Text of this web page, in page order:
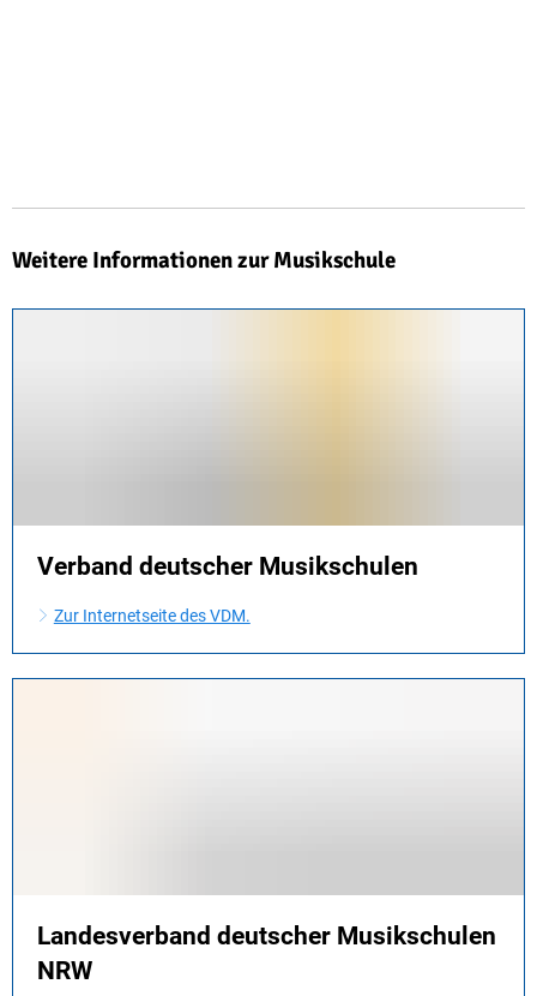
Weitere Informationen zur Musikschule
Verband deutscher Musikschulen
Zur Internetseite des VDM.
Landesverband deutscher Musikschulen
NRW